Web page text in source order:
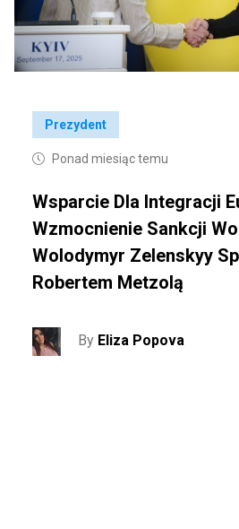
Prezydent
Ponad miesiąc temu
Wsparcie Dla Integracji
Wzmocnienie Sankcji
Wolodymyr Zelenskyy
Robertem Metzolą
By Eliza Popova